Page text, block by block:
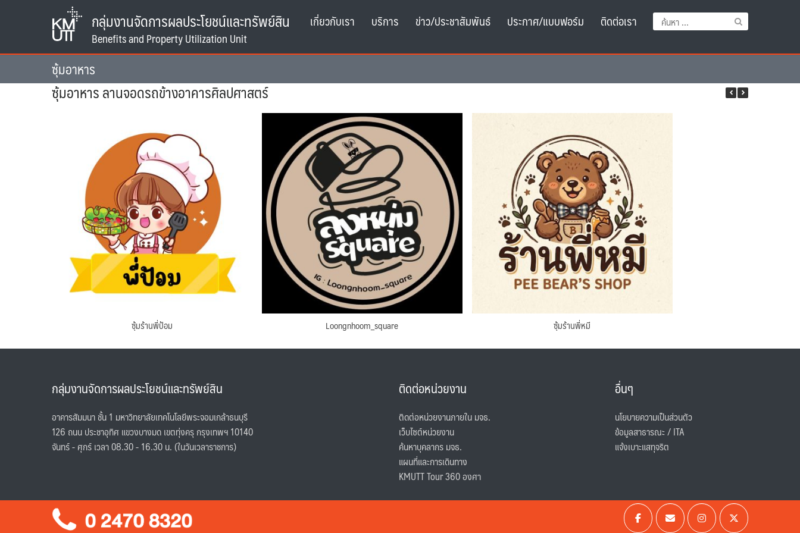
กลุ่มงานจัดการผลประโยชน์และทรัพย์สิน
ค้นหา
สำหรับ:
เกี่ยวกับเรา บริการ ข่าว/ประชาสัมพันธ์ ประกาศ/แบบฟอร์ม ติดต่อเรา
ซุ้มอาหาร
ซุ้มอาหาร ลานจอดรถข้างอาคารศิลปศาสตร์
ซุ้มร้านพี่ป้อม Loongnhoom_square ซุ้มร้านพี่หมี
กลุ่มงานจัดการผลประโยชน์และทรัพย์สิน
อาคารสัมมนา ชั้น 1 มหาวิทยาลัยเทคโนโลยีพระจอมเกล้าธนบุรี
126 ถนน ประชาอุทิศ แขวงบางมด เขตทุ่งครุ กรุงเทพฯ 10140
จันทร์ - ศุกร์ เวลา 08.30 - 16.30 น. (ในวันเวลาราชการ)
ติดต่อหน่วยงาน
ติดต่อหน่วยงานภายใน มจธ.
เว็บไซต์หน่วยงาน
ค้นหาบุคลากร มจธ.
แผนที่และการเดินทาง
KMUTT Tour 360 องศา
อื่นๆ
นโยบายความเป็นส่วนตัว
ข้อมูลสาธารณะ / ITA
แจ้งเบาะแสทุจริต